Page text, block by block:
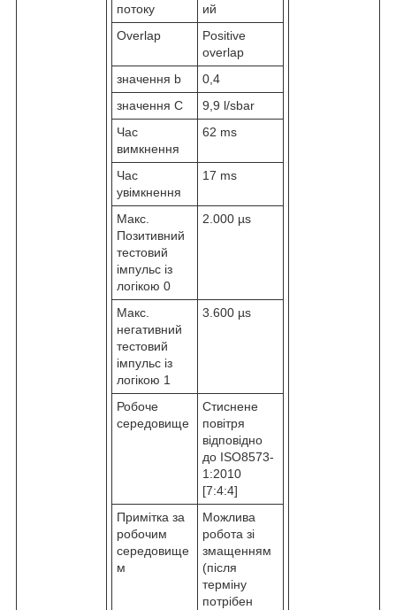
потоку
ий
Overlap
Positive
overlap
значення b
0,4
значення С
9,9 l/sbar
Час
вимкнення
62 ms
Час
увімкнення
17 ms
Макс.
Позитивний
тестовий
імпульс із
логікою 0
2.000 µs
Макс.
негативний
тестовий
імпульс із
логікою 1
3.600 µs
Робоче
середовище
Стиснене
повітря
відповідно
до ISO8573-
1:2010
[7:4:4]
Примітка за
робочим
середовище
м
Можлива
робота зі
змащенням
(після
терміну
потрібен